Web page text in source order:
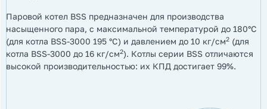
Паровой котел BSS предназначен для производства
насыщенного пара, с максимальной температурой до 180°С
(для котла BSS-3000 195 °С) и давлением до 10 кг/см2 (для
котла BSS-3000 до 16 кг/см2). Котлы серии BSS отличаются
высокой производительностью: их КПД достигает 99%.